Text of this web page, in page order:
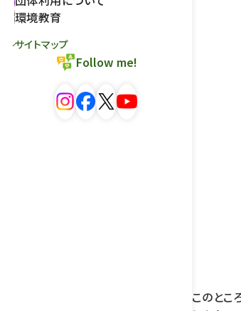
環境教育
サイトマップ
Follow me!
このとこ